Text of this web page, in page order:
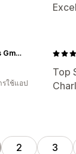
Top
Procapo Vertriebs GmbH & Co. KG
รใช้แอป
2 3